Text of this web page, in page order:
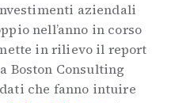
aziendali
nell’anno in corso
in rilievo il report
Boston Consulting
che fanno intuire